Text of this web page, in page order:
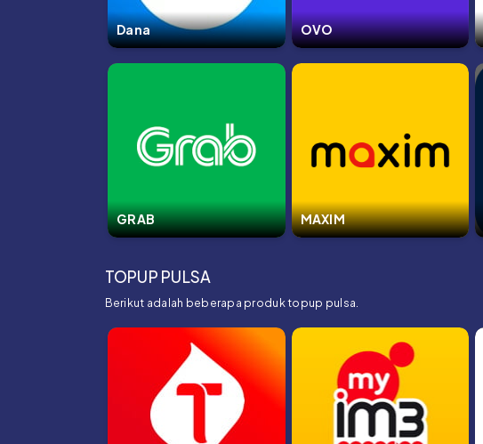
Dana OVO
GRAB MAXIM
TOPUP PULSA
Berikut adalah beberapa produk topup pulsa.